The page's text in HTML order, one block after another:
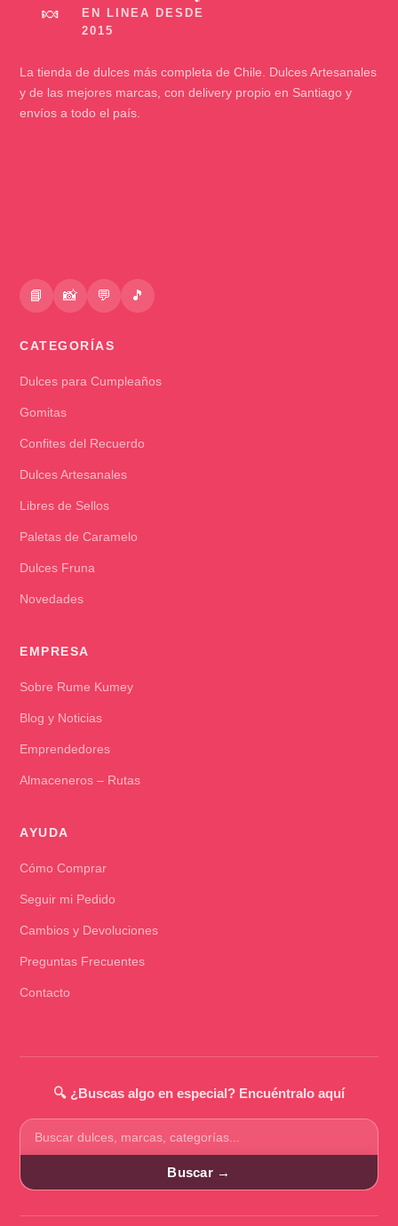
🍬
La tienda de dulces más completa de Chile. Dulces Artesanales
y de las mejores marcas, con delivery propio en Santiago y
envíos a todo el país.
📘 📸 💬 🎵
CATEGORÍAS
Dulces para Cumpleaños
Gomitas
Confites del Recuerdo
Dulces Artesanales
Libres de Sellos
Paletas de Caramelo
Dulces Fruna
Novedades
EMPRESA
Sobre Rume Kumey
Blog y Noticias
Emprendedores
Almaceneros – Rutas
AYUDA
Cómo Comprar
Seguir mi Pedido
Cambios y Devoluciones
Preguntas Frecuentes
Contacto
🔍 ¿Buscas algo en especial? Encuéntralo aquí
Buscar
productos
Buscar →